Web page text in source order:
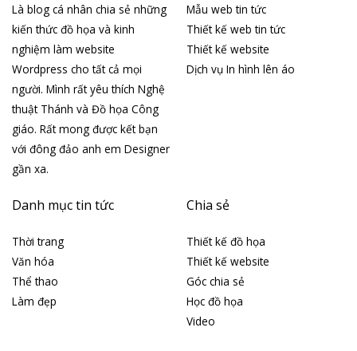
Là blog cá nhân chia sẻ những
kiến thức đồ họa và kinh
nghiệm làm website
Wordpress cho tất cả mọi
người. Mình rất yêu thích Nghệ
thuật Thánh và Đồ họa Công
giáo. Rất mong được kết bạn
với đông đảo anh em Designer
gần xa.
Mẫu web tin tức
Thiết kế web tin tức
Thiết kế website
Dịch vụ In hình lên áo
Danh mục tin tức
Thời trang
Văn hóa
Thể thao
Làm đẹp
Chia sẻ
Thiết kế đồ họa
Thiết kế website
Góc chia sẻ
Học đồ họa
Video